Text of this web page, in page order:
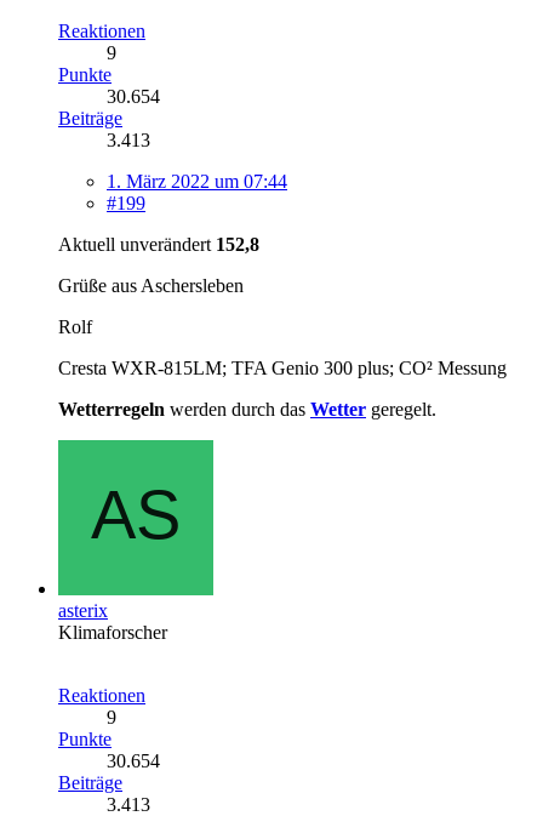
Reaktionen
9
Punkte
30.654
Beiträge
3.413
1. März 2022 um 07:44
#199
Aktuell unverändert 152,8
Grüße aus Aschersleben
Rolf
Cresta WXR-815LM; TFA Genio 300 plus; CO² Messung
Wetterregeln werden durch das Wetter geregelt.
asterix
Klimaforscher
Reaktionen
9
Punkte
30.654
Beiträge
3.413